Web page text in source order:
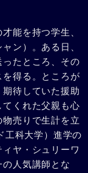
能を持つ学生、
ン）。ある日、
たところ、その
得る。ところが
待していた援助
くれた父親も心
売りで生計を立
工科大学）進学の
ヤ・シュリーワ
人気講師とな